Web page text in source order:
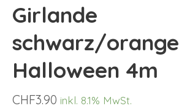
Girlande
schwarz/orange
Halloween 4m
CHF3.90 inkl. 8.1% MwSt.